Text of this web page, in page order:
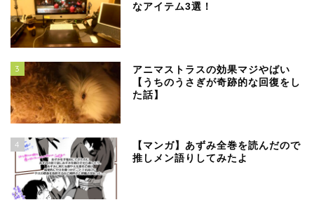
なアイテム3選！
3
アニマストラスの効果マジやばい
【うちのうさぎが奇跡的な回復をし
た話】
4
【マンガ】あずみ全巻を読んだので
推しメン語りしてみたよ